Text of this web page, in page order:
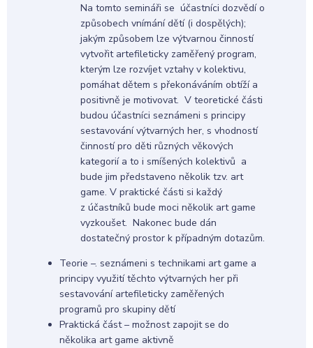
Na tomto semináři se účastníci dozvědí o
způsobech vnímání dětí (i dospělých);
jakým způsobem lze výtvarnou činností
vytvořit artefileticky zaměřený program,
kterým lze rozvíjet vztahy v kolektivu,
pomáhat dětem s překonáváním obtíží a
positivně je motivovat. V teoretické části
budou účastníci seznámeni s principy
sestavování výtvarných her, s vhodností
činností pro děti různých věkových
kategorií a to i smíšených kolektivů a
bude jim představeno několik tzv. art
game. V praktické části si každý
z účastníků bude moci několik art game
vyzkoušet. Nakonec bude dán
dostatečný prostor k případným dotazům.
Teorie –. seznámeni s technikami art game a
principy využití těchto výtvarných her při
sestavování artefileticky zaměřených
programů pro skupiny dětí
Praktická část – možnost zapojit se do
několika art game aktivně